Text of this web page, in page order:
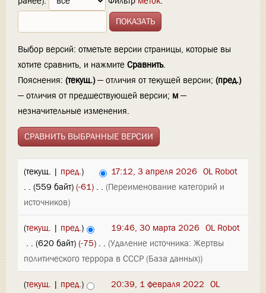
Выбор версий: отметьте версии страницы, которые вы
хотите сравнить, и нажмите Сравнить.
Пояснения: (текущ.)— отличия от текущей версии; (пред.)
— отличия от предшествующей версии; м —
незначительные изменения.
(текущ. | пред.) 17:12, 3 апреля 2026 OL Robot
. . (559 байт) (-61) . . (Переименование категорий и
источников)
(текущ. | пред.) 19:46, 30 марта 2026 OL Robot
. . (620 байт) (-75) . . (Удаление источника: Жертвы
политического террора в СССР (База данных))
(текущ. | пред.) 20:39, 1 февраля 2022 OL